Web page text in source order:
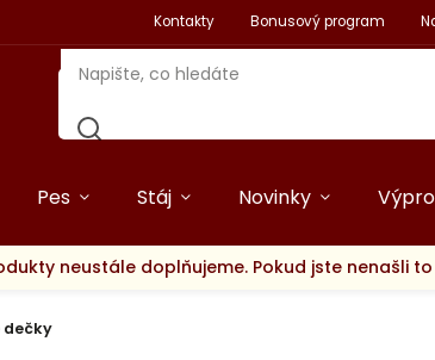
Kontakty Bonusový program
Pes Stáj Novinky
neustále doplňujeme. Pokud jste nenašli
dečky